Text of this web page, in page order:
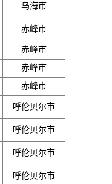
乌海市
赤峰市
赤峰市
赤峰市
赤峰市
呼伦贝尔市
呼伦贝尔市
呼伦贝尔市
呼伦贝尔市